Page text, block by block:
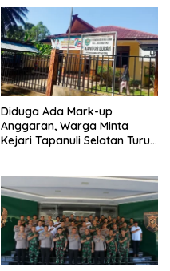
Diduga Ada Mark-up
Anggaran, Warga Minta
Kejari Tapanuli Selatan Turun